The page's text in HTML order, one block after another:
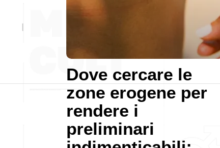
Dove cercare le
zone erogene per
rendere i
preliminari